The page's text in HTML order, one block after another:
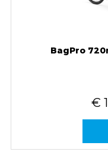
BagPro
€